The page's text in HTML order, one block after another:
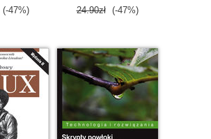
(-47%) 24.90zł (-47%)